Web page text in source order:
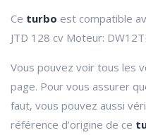
Ce turbo est compatible
JTD 128 cv Moteur:
Vous pouvez voir tous les
page. Pour vous assurer
faut, vous pouvez aussi
référence d’origine de ce